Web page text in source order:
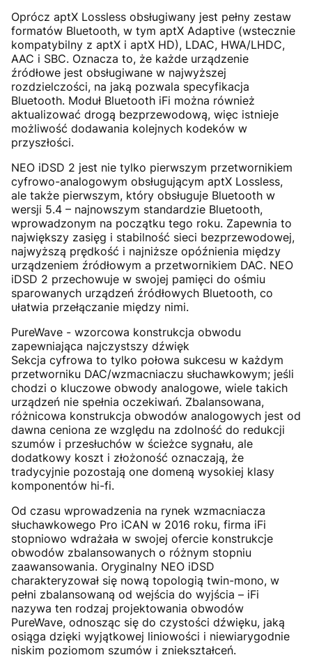
Oprócz aptX Lossless obsługiwany jest pełny zestaw
formatów Bluetooth, w tym aptX Adaptive (wstecznie
kompatybilny z aptX i aptX HD), LDAC, HWA/LHDC,
AAC i SBC. Oznacza to, że każde urządzenie
źródłowe jest obsługiwane w najwyższej
rozdzielczości, na jaką pozwala specyfikacja
Bluetooth. Moduł Bluetooth iFi można również
aktualizować drogą bezprzewodową, więc istnieje
możliwość dodawania kolejnych kodeków w
przyszłości.
NEO iDSD 2 jest nie tylko pierwszym przetwornikiem
cyfrowo-analogowym obsługującym aptX Lossless,
ale także pierwszym, który obsługuje Bluetooth w
wersji 5.4 – najnowszym standardzie Bluetooth,
wprowadzonym na początku tego roku. Zapewnia to
największy zasięg i stabilność sieci bezprzewodowej,
najwyższą prędkość i najniższe opóźnienia między
urządzeniem źródłowym a przetwornikiem DAC. NEO
iDSD 2 przechowuje w swojej pamięci do ośmiu
sparowanych urządzeń źródłowych Bluetooth, co
ułatwia przełączanie między nimi.
PureWave - wzorcowa konstrukcja obwodu
zapewniająca najczystszy dźwięk
Sekcja cyfrowa to tylko połowa sukcesu w każdym
przetworniku DAC/wzmacniaczu słuchawkowym; jeśli
chodzi o kluczowe obwody analogowe, wiele takich
urządzeń nie spełnia oczekiwań. Zbalansowana,
różnicowa konstrukcja obwodów analogowych jest od
dawna ceniona ze względu na zdolność do redukcji
szumów i przesłuchów w ścieżce sygnału, ale
dodatkowy koszt i złożoność oznaczają, że
tradycyjnie pozostają one domeną wysokiej klasy
komponentów hi-fi.
Od czasu wprowadzenia na rynek wzmacniacza
słuchawkowego Pro iCAN w 2016 roku, firma iFi
stopniowo wdrażała w swojej ofercie konstrukcje
obwodów zbalansowanych o różnym stopniu
zaawansowania. Oryginalny NEO iDSD
charakteryzował się nową topologią twin-mono, w
pełni zbalansowaną od wejścia do wyjścia – iFi
nazywa ten rodzaj projektowania obwodów
PureWave, odnosząc się do czystości dźwięku, jaką
osiąga dzięki wyjątkowej liniowości i niewiarygodnie
niskim poziomom szumów i zniekształceń.